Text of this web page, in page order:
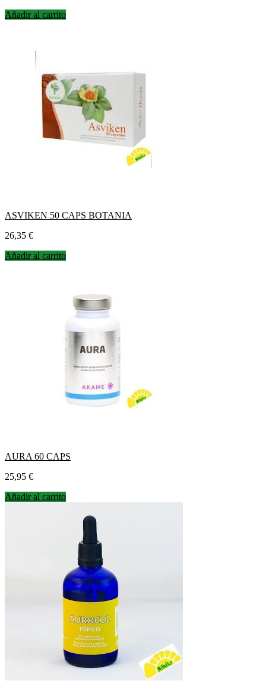
Añadir al carrito
ASVIKEN 50 CAPS BOTANIA
Precio
26,35 €
Añadir al carrito
AURA 60 CAPS
Precio
25,95 €
Añadir al carrito